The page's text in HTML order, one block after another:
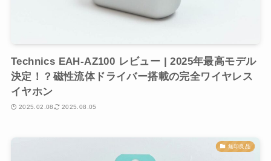
Technics EAH-AZ100 レビュー | 2025年最高モデル
決定！？磁性流体ドライバー搭載の完全ワイヤレス
イヤホン
2025.02.08 2025.08.05
無印良品